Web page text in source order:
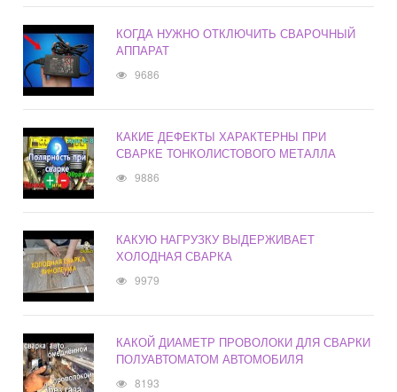
КОГДА НУЖНО ОТКЛЮЧИТЬ СВАРОЧНЫЙ
АППАРАТ
9686
КАКИЕ ДЕФЕКТЫ ХАРАКТЕРНЫ ПРИ
СВАРКЕ ТОНКОЛИСТОВОГО МЕТАЛЛА
9886
КАКУЮ НАГРУЗКУ ВЫДЕРЖИВАЕТ
ХОЛОДНАЯ СВАРКА
9979
КАКОЙ ДИАМЕТР ПРОВОЛОКИ ДЛЯ СВАРКИ
ПОЛУАВТОМАТОМ АВТОМОБИЛЯ
8193